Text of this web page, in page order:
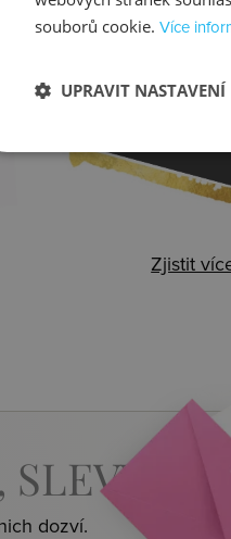
Balení
Zjistit
SLEVY,
dozví.
souborů cookie. Více
UPRAVIT NASTAVENÍ